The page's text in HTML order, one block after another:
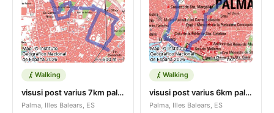
Walking
visusi post varius 7km palma city
Palma, Illes Balears, ES
Walking
visusi post varius 6km palma city
Palma, Illes Balears, ES